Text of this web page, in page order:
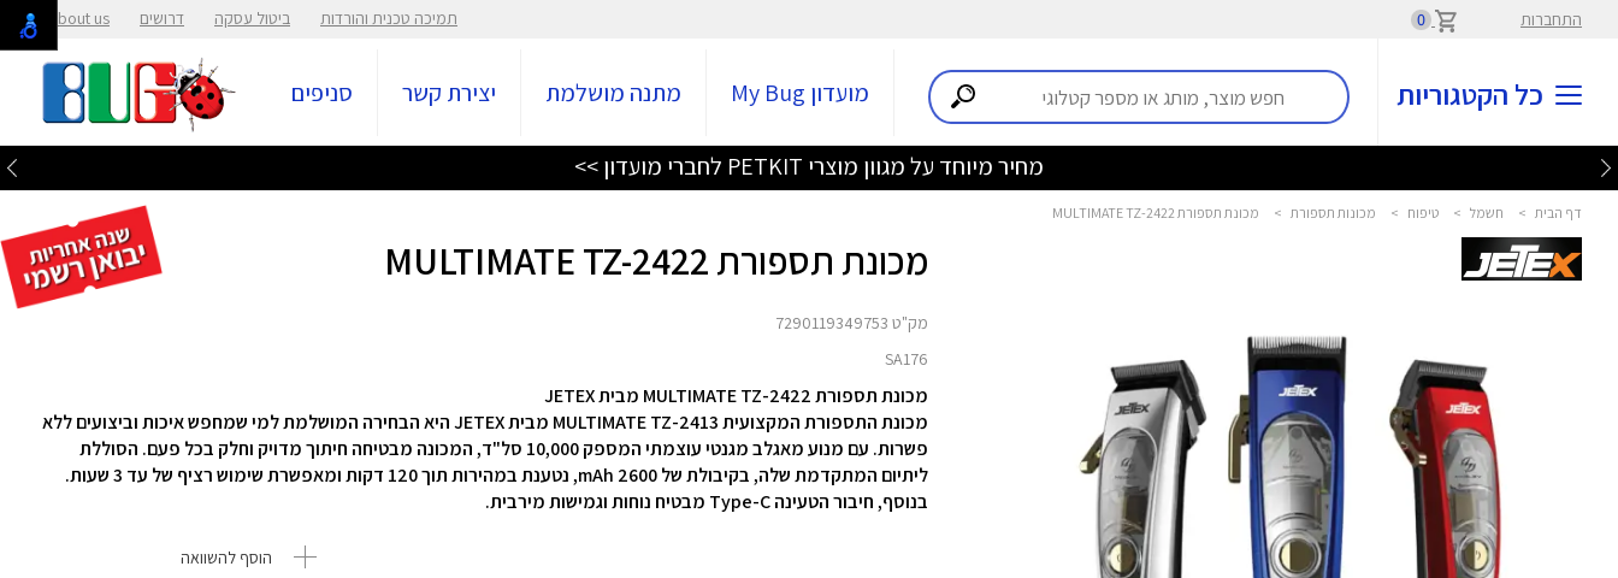
התחברות 0 תמיכה טכנית והורדות ביטול עסקה דרושים About us
כל הקטגוריות מועדון My Bug מתנה מושלמת יצירת קשר סניפים
מחיר מיוחד על מגוון מוצרי PETKIT לחברי מועדון >>
דף הבית > חשמל > טיפוח > מכונות תספורת > מכונת תספורת MULTIMATE TZ-2422
מכונת תספורת MULTIMATE TZ-2422
מק"ט 7290119349753
SA176
מכונת תספורת MULTIMATE TZ-2422 מבית JETEX
מכונת התספורת המקצועית MULTIMATE TZ-2413 מבית JETEX היא הבחירה המושלמת למי שמחפש איכות וביצועים ללא
פשרות. עם מנוע מאגלב מגנטי עוצמתי המספק 10,000 סל"ד, המכונה מבטיחה חיתוך מדויק וחלק בכל פעם. הסוללת
ליתיום המתקדמת שלה, בקיבולת של 2600 mAh, נטענת במהירות תוך 120 דקות ומאפשרת שימוש רציף של עד 3 שעות.
בנוסף, חיבור הטעינה Type-C מבטיח נוחות וגמישות מירבית.
הוסף להשוואה